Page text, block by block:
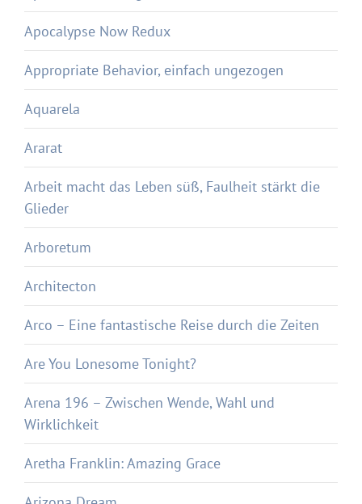
Apocalypse Now Redux
Appropriate Behavior, einfach ungezogen
Aquarela
Ararat
Arbeit macht das Leben süß, Faulheit stärkt die
Glieder
Arboretum
Architecton
Arco – Eine fantastische Reise durch die Zeiten
Are You Lonesome Tonight?
Arena 196 – Zwischen Wende, Wahl und
Wirklichkeit
Aretha Franklin: Amazing Grace